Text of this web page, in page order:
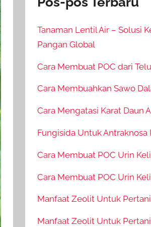
Tanaman Lentil Air – Solusi
Pangan Global
Cara Membuat POC dari
Cara Membuahkan Sawo
Cara Mengatasi Karat Daun
Fungisida Untuk Antraknosa
Cara Membuat POC Urin
Cara Membuat POC Urin
Manfaat Zeolit Untuk
Manfaat Zeolit Untuk